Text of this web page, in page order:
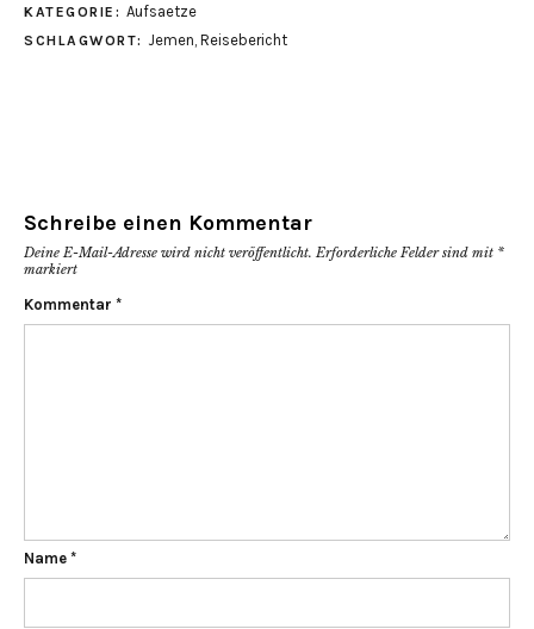
Fenster Fenster
KATEGORIE: Aufsaetze
SCHLAGWORT: Jemen Reisebericht
Schreibe einen Kommentar
Deine E-Mail-Adresse wird nicht veröffentlicht. Erforderliche Felder sind mit *
markiert
Kommentar *
Name *